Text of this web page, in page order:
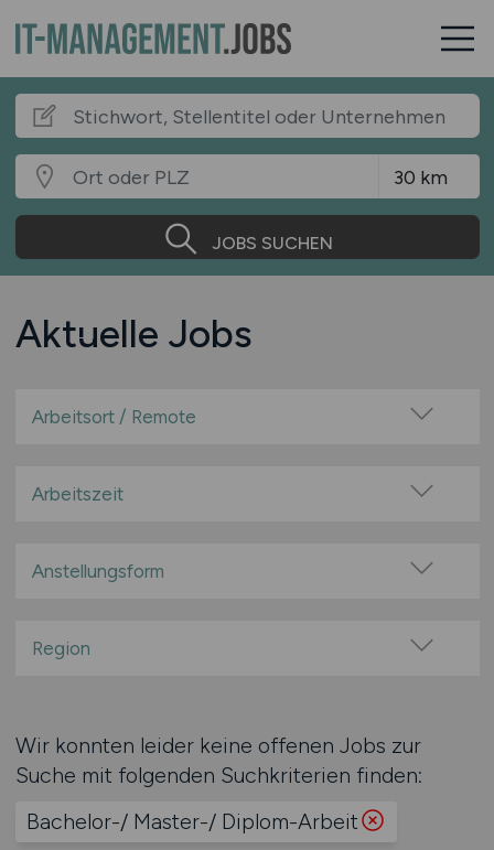
JOBS SUCHEN
Aktuelle Jobs
Arbeitsort / Remote
Home-Office möglich / Hybrid
Remote aus dem Ausland möglich
Arbeitszeit
Teilzeit
Anstellungsform
befristete Anstellung
Projektarbeit / Freelancer
Arbeitnehmerüberlassung
Berufseinstieg / Trainee
Region
Berlin
Brandenburg
Bremen
Wir konnten leider keine offenen Jobs zur
Suche mit folgenden Suchkriterien finden:
Bachelor-/ Master-/ Diplom-Arbeit